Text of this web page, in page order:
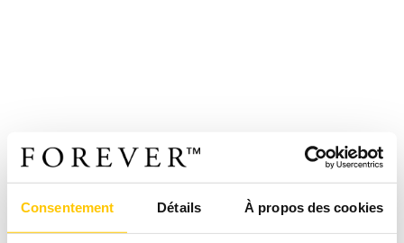
Consentement Détails À propos des cookies